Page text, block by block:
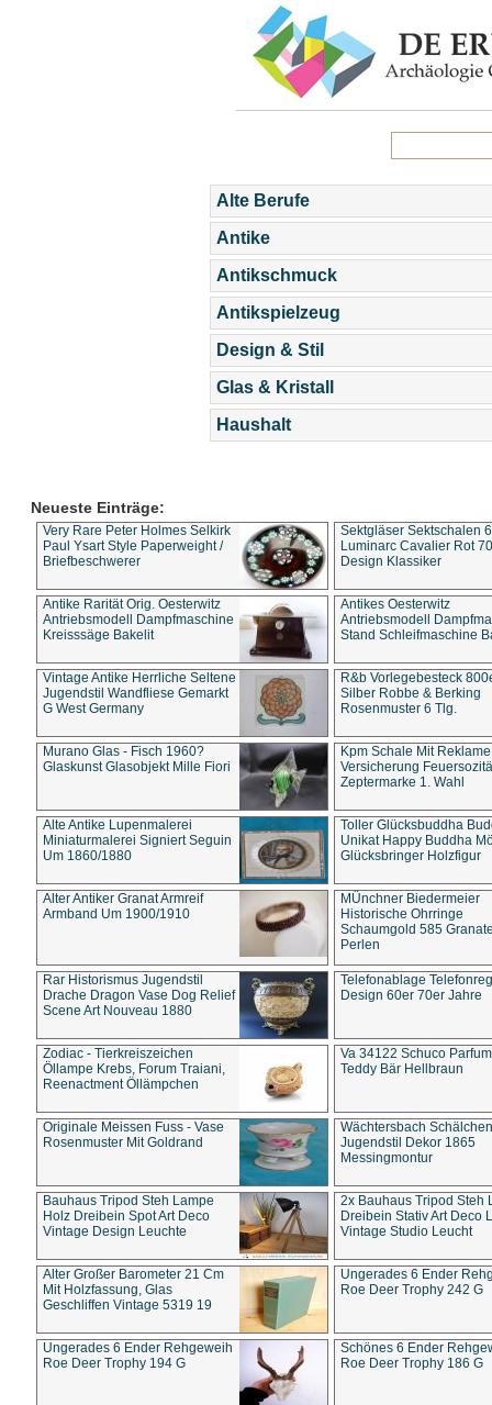
Alte Berufe
Antike
Antikschmuck
Antikspielzeug
Design & Stil
Glas & Kristall
Haushalt
Neueste Einträge:
Very Rare Peter Holmes Selkirk
Paul Ysart Style Paperweight /
Briefbeschwerer
Sektgläser Sektschalen
Luminarc Cavalier Rot
Design Klassiker
Antike Rarität Orig. Oesterwitz
Antriebsmodell Dampfmaschine
Kreisssäge Bakelit
Antikes Oesterwitz
Antriebsmodell
Stand Schleifmaschine
Vintage Antike Herrliche Seltene
Jugendstil Wandfliese Gemarkt
G West Germany
R&b Vorlegebesteck
Silber Robbe & Berking
Rosenmuster 6 Tlg.
Murano Glas - Fisch 1960?
Glaskunst Glasobjekt Mille Fiori
Kpm Schale Mit Reklame
Versicherung
Zeptermarke 1. Wahl
Alte Antike Lupenmalerei
Miniaturmalerei Signiert Seguin
Um 1860/1880
Toller Glücksbuddha
Unikat Happy Buddha
Glücksbringer Holzfigur
Alter Antiker Granat Armreif
Armband Um 1900/1910
MÜnchner Biedermeier
Historische Ohrringe
Schaumgold 585
Perlen
Rar Historismus Jugendstil
Drache Dragon Vase Dog Relief
Scene Art Nouveau 1880
Telefonablage
Design 60er 70er Jahre
Zodiac - Tierkreiszeichen
Öllampe Krebs, Forum Traiani,
Reenactment Öllämpchen
Va 34122 Schuco
Teddy Bär Hellbraun
Originale Meissen Fuss - Vase
Rosenmuster Mit Goldrand
Wächtersbach Schälchen
Jugendstil Dekor 1865
Messingmontur
Bauhaus Tripod Steh Lampe
Holz Dreibein Spot Art Deco
Vintage Design Leuchte
2x Bauhaus Tripod Steh
Dreibein Stativ Art Deco
Vintage Studio Leucht
Alter Großer Barometer 21 Cm
Mit Holzfassung, Glas
Geschliffen Vintage 5319 19
Ungerades 6 Ender
Roe Deer Trophy 242 G
Ungerades 6 Ender Rehgeweih
Roe Deer Trophy 194 G
Schönes 6 Ender
Roe Deer Trophy 186 G